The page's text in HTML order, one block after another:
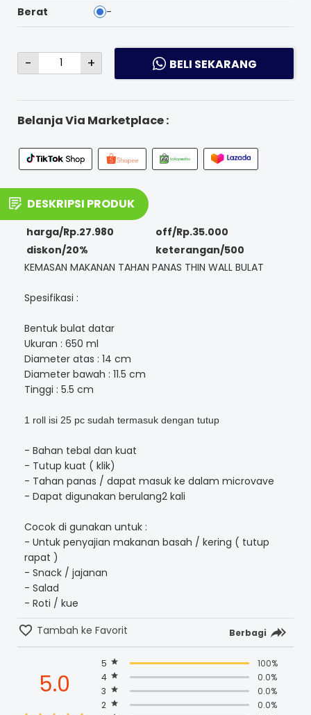
Berat -
- + BELI SEKARANG
Belanja Via Marketplace :
DESKRIPSI PRODUK
harga/Rp.27.980
off/Rp.35.000
diskon/20%
keterangan/500
KEMASAN MAKANAN TAHAN PANAS THIN WALL BULAT
Spesifikasi :
Bentuk bulat datar
Ukuran : 650 ml
Diameter atas : 14 cm
Diameter bawah : 11.5 cm
Tinggi : 5.5 cm
1 roll isi 25 pc sudah termasuk dengan tutup
- Bahan tebal dan kuat
- Tutup kuat ( klik)
- Tahan panas / dapat masuk ke dalam microvave
- Dapat digunakan berulang2 kali
Cocok di gunakan untuk :
- Untuk penyajian makanan basah / kering ( tutup
rapat )
- Snack / jajanan
- Salad
- Roti / kue
Tambah ke Favorit
Berbagi
5.0
5
100%
4
0.0%
3
0.0%
2
0.0%